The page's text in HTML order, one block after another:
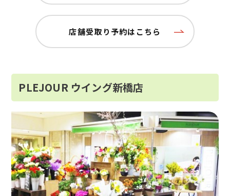
店舗受取り予約はこちら
PLEJOUR ウイング新橋店